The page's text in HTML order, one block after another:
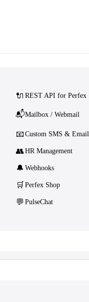
🔌 REST API for Perfex
📬Mailbox / Webmail
📧 Custom SMS & Email
👥 HR Management
🔔 Webhooks
🛒 Perfex Shop
💬 PulseChat